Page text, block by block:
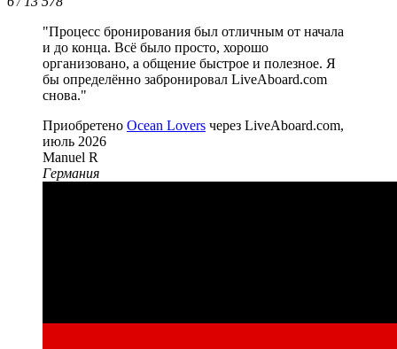
"Процесс бронирования был отличным от начала
и до конца. Всё было просто, хорошо
организовано, а общение быстрое и полезное. Я
бы определённо забронировал LiveAboard.com
снова."
Приобретено Ocean Lovers через LiveAboard.com,
июль 2026
Manuel R
Германия